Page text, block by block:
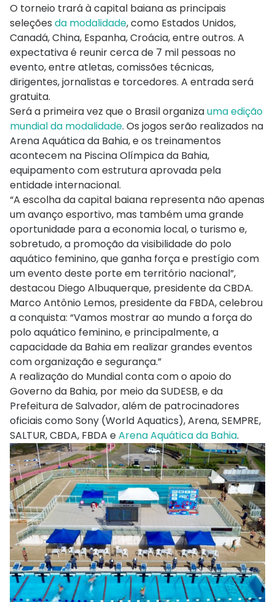
O torneio trará à capital baiana as principais
seleções da modalidade, como Estados Unidos,
Canadá, China, Espanha, Croácia, entre outros. A
expectativa é reunir cerca de 7 mil pessoas no
evento, entre atletas, comissões técnicas,
dirigentes, jornalistas e torcedores. A entrada será
gratuita.
Será a primeira vez que o Brasil organizauma edição
mundial da modalidade. Os jogos serão realizados na
Arena Aquática da Bahia, e os treinamentos
acontecem na Piscina Olímpica da Bahia,
equipamento com estrutura aprovada pela
entidade internacional.
“A escolha da capital baiana representa não apenas
um avanço esportivo, mas também uma grande
oportunidade para a economia local, o turismo e,
sobretudo, a promoção da visibilidade do polo
aquático feminino, que ganha força e prestígio com
um evento deste porte em território nacional”,
destacou Diego Albuquerque, presidente da CBDA.
Marco Antônio Lemos, presidente da FBDA, celebrou
a conquista: “Vamos mostrar ao mundo a força do
polo aquático feminino, e principalmente, a
capacidade da Bahia em realizar grandes eventos
com organização e segurança.”
A realização do Mundial conta com o apoio do
Governo da Bahia, por meio da SUDESB, e da
Prefeitura de Salvador, além de patrocinadores
oficiais como Sony (World Aquatics), Arena, SEMPRE,
SALTUR, CBDA, FBDA eArena Aquática da Bahia.